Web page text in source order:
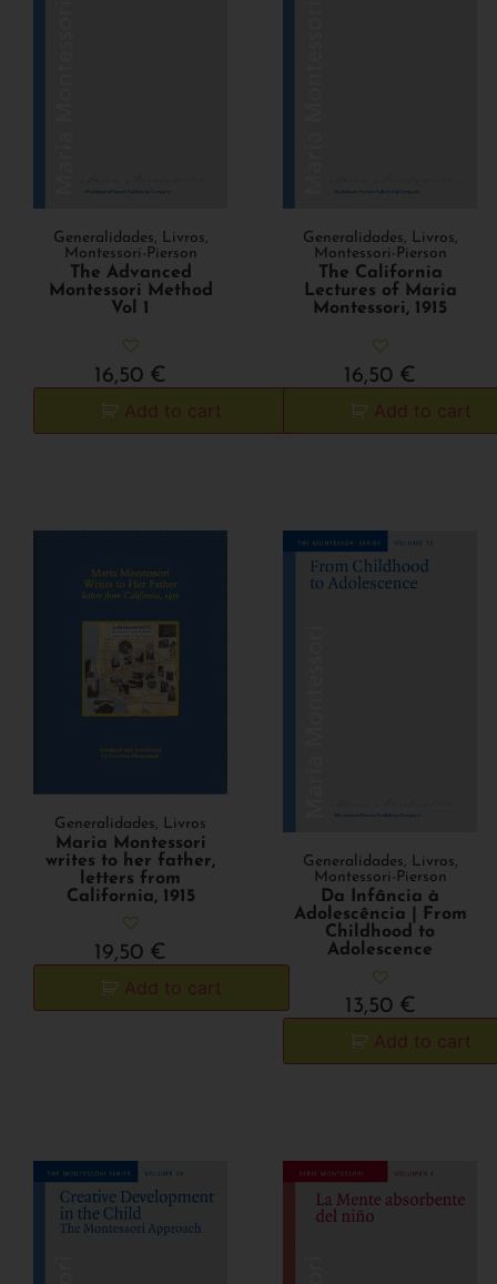
Generalidades, Livros,
Montessori-Pierson
The Advanced
Montessori Method
Vol 1
16,50 €
Add to cart
Generalidades, Livros,
Montessori-Pierson
The California
Lectures of Maria
Montessori, 1915
16,50 €
Add to cart
Generalidades, Livros
Maria Montessori
writes to her father,
letters from
California, 1915
19,50 €
Add to cart
Generalidades, Livros,
Montessori-Pierson
Da Infância à
Adolescência | From
Childhood to
Adolescence
13,50 €
Add to cart